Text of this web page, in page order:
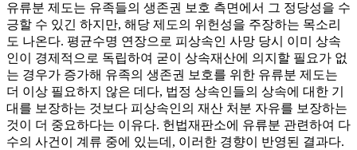
유류분 제도는 유족들의 생존권 보호 측면에서 그 정당성을 수
긍할 수 있긴 하지만, 해당 제도의 위헌성을 주장하는 목소리
도 나온다. 평균수명 연장으로 피상속인 사망 당시 이미 상속
인이 경제적으로 독립하여 굳이 상속재산에 의지할 필요가 없
는 경우가 증가해 유족의 생존권 보호를 위한 유류분 제도는
더 이상 필요하지 않은 데다, 법정 상속인들의 상속에 대한 기
대를 보장하는 것보다 피상속인의 재산 처분 자유를 보장하는
것이 더 중요하다는 이유다. 헌법재판소에 유류분 관련하여 다
수의 사건이 계류 중에 있는데, 이러한 경향이 반영된 결과다.